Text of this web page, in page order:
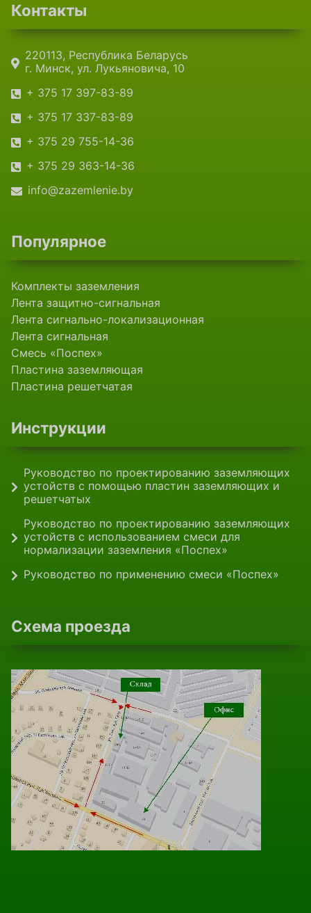
Контакты
220113, Республика Беларусь
г. Минск, ул. Лукьяновича, 10
+ 375 17 ‎397-83-89
+ 375 17 ‎337-83-89
+ 375 29 755-14-36
+ 375 29 363-14-36
info@zazemlenie.by
Популярное
Комплекты заземления
Лента защитно-сигнальная
Лента сигнально-локализационная
Лента сигнальная
Смесь «Поспех»
Пластина заземляющая
Пластина решетчатая
Инструкции
Руководство по проектированию заземляющих
устойств с помощью пластин заземляющих и
решетчатых
Руководство по проектированию заземляющих
устойств с использованием смеси для
нормализации заземления «Поспех»
Руководство по применению смеси «Поспех»
Схема проезда